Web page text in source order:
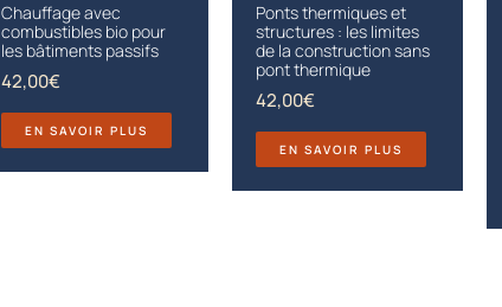
Chauffage avec
combustibles bio pour
les bâtiments passifs
42,00€
EN SAVOIR PLUS
Ponts thermiques et
structures : les limites
de la construction sans
pont thermique
42,00€
EN SAVOIR PLUS